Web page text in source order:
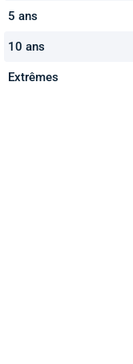
5 ans
10 ans
Extrêmes